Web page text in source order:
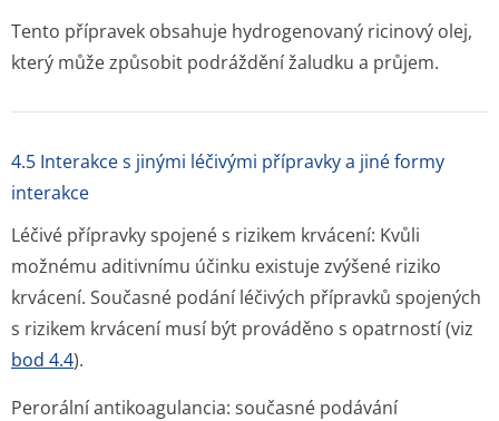
Tento přípravek obsahuje hydrogenovaný ricinový olej,
který může způsobit podráždění žaludku a průjem.
4.5 Interakce s jinými léčivými přípravky a jiné formy
interakce
Léčivé přípravky spojené s rizikem krvácení: Kvůli
možnému aditivnímu účinku existuje zvýšené riziko
krvácení. Současné podání léčivých přípravků spojených
s rizikem krvácení musí být prováděno s opatrností (viz
bod 4.4).
Perorální antikoagulancia: současné podávání